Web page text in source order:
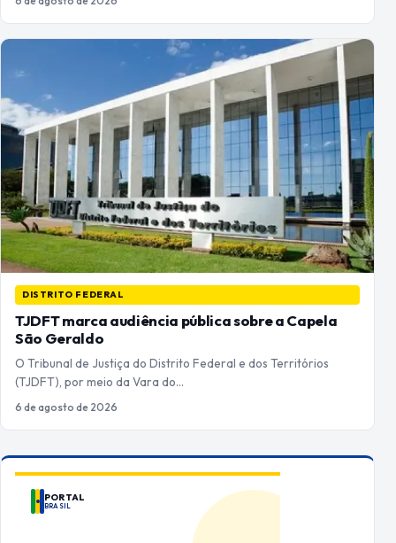
DISTRITO FEDERAL
TJDFT marca audiência pública sobre a Capela
São Geraldo
O Tribunal de Justiça do Distrito Federal e dos Territórios
(TJDFT), por meio da Vara do…
6 de agosto de 2026
PORTAL
BRASIL